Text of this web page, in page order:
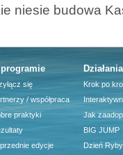
niesie budowa
się
/ współpraca
praktyki
edycje
Działania
Krok po
Jak
BIG JUMP
Dzień Ryby